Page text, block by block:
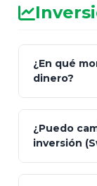
¿En qué
dinero?
inflación),
¿Puedo
inversión